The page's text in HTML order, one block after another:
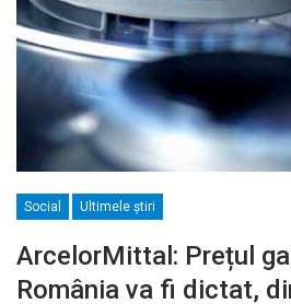
Social Ultimele ştiri
ArcelorMittal: Prețul
România va fi dictat,